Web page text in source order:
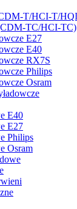
T/HCI-T/
TC/HCI-TC)
E27
E40
RX7S
Philips
Osram
E40
E27
Philips
Osram